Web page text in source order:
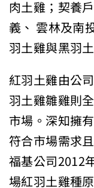
肉土雞；契養
義、 雲林及南
羽土雞與黑羽
紅羽土雞由公
羽土雞雛雞則
市場。深知擁
符合市場需求
福基公司2012